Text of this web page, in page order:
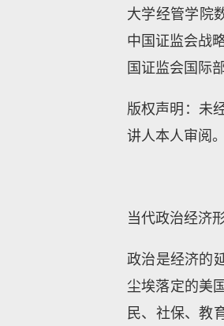
大学经管学院
中国证监会战
国证监会国际
版权声明：未
讲人本人审阅。
当代政治经济
政治是经济的
尘埃落定的美
民、社保、教